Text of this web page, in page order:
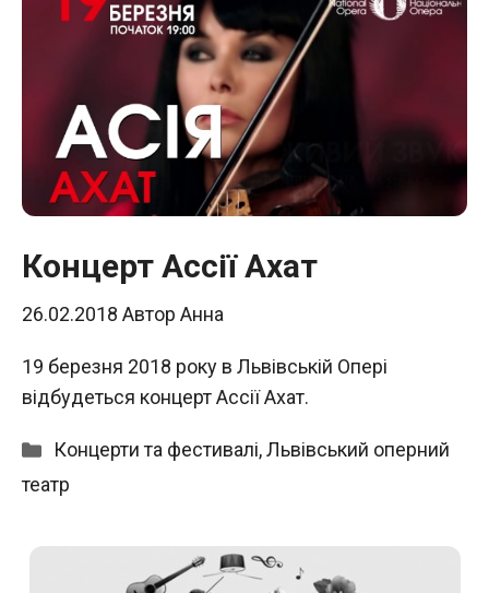
Концерт Аcсії Ахат
26.02.2018 Автор Анна
19 березня 2018 року в Львівській Опері
відбудеться концерт Аcсії Ахат.
Категорії
Концерти та фестивалі,Львівський оперний
театр